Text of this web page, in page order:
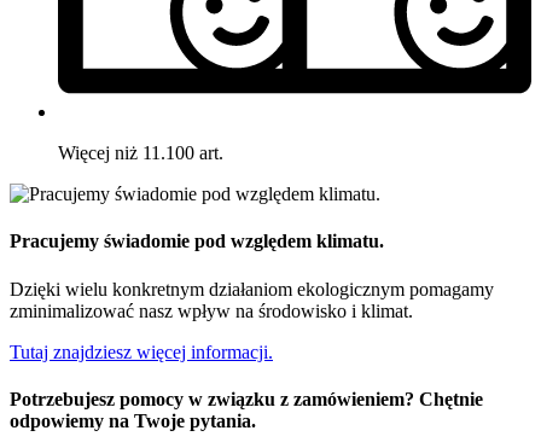
Więcej niż 11.100 art.
Pracujemy świadomie pod względem klimatu.
Dzięki wielu konkretnym działaniom ekologicznym pomagamy
zminimalizować nasz wpływ na środowisko i klimat.
Tutaj znajdziesz więcej informacji.
Potrzebujesz pomocy w związku z zamówieniem? Chętnie
odpowiemy na Twoje pytania.